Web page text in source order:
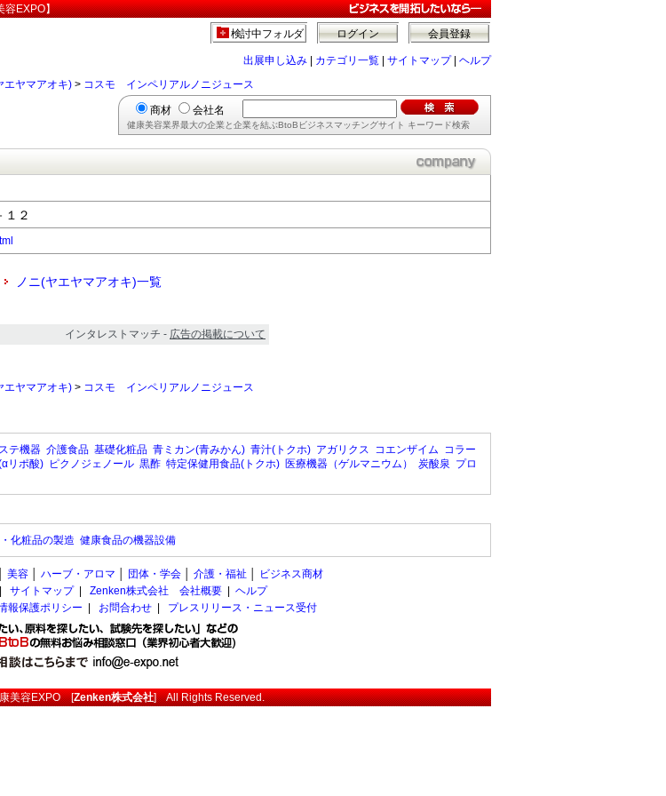
容EXPO】
会員登録
ログイン
検討中フォルダ
出展申し込み カテゴリ一覧 サイトマップ| ヘルプ
エヤマアオキ) > コスモ インペリアルノニジュース
商材 会社名
健康美容業界最大の企業と企業を結ぶBtoBビジネスマッチングサイト キーワード検索
２
ノニ(ヤエヤマアオキ)一覧
インタレストマッチ - 広告の掲載について
エヤマアオキ) > コスモ インペリアルノニジュース
テ機器 介護食品 基礎化粧品 青ミカン(青みかん) 青汁(トクホ) アガリクス コエンザイム コラー
リポ酸) ピクノジェノール 黒酢 特定保健用食品(トクホ) 医療機器（ゲルマニウム） 炭酸泉 プロ
化粧品の製造 健康食品の機器設備
美容 ハーブ・アロマ 団体・学会 介護・福祉
ビジネス商材
サイトマップ| Zenken株式会社 会社概要
ヘルプ
報保護ポリシー お問合わせ プレスリリース・ニュース受付
美容EXPO[Zenken株式会社] All Rights Reserved.